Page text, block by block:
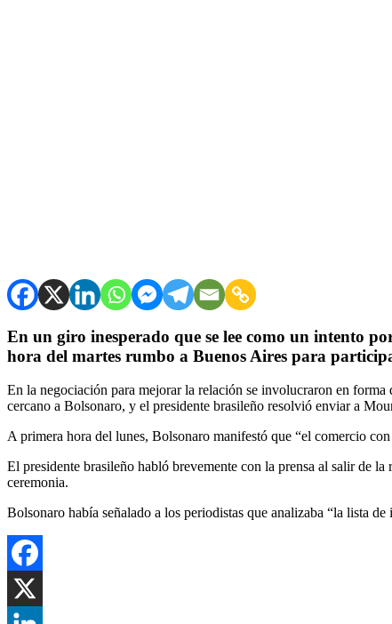
En un giro inesperado que se lee como un intento
hora del martes rumbo a Buenos Aires para
En la negociación para mejorar la relación se involucraron en
cercano a Bolsonaro, y el presidente brasileño resolvió enviar a
A primera hora del lunes, Bolsonaro manifestó que “el comercio
El presidente brasileño habló brevemente con la prensa al salir de
ceremonia.
Bolsonaro había señalado a los periodistas que analizaba “la lista